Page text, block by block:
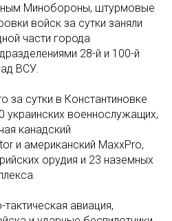
Минобороны, штурмовые
войск за сутки заняли
части города
28-й и 100-й
ВСУ.
за сутки в Константиновке
украинских военнослужащих,
канадский
и американский MaxxPro,
орудия и 23 наземных
авиация,